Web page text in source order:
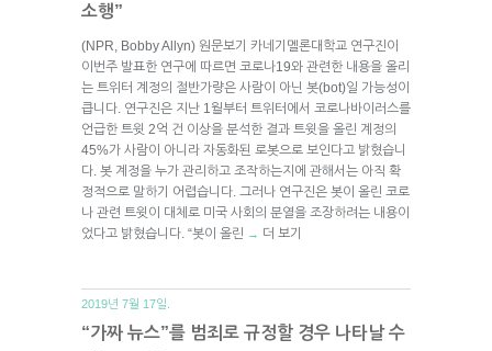
소행”
(NPR, Bobby Allyn) 원문보기 카네기멜론대학교 연구진이
이번주 발표한 연구에 따르면 코로나19와 관련한 내용을 올리
는 트위터 계정의 절반가량은 사람이 아닌 봇(bot)일 가능성이
큽니다. 연구진은 지난 1월부터 트위터에서 코로나바이러스를
언급한 트윗 2억 건 이상을 분석한 결과 트윗을 올린 계정의
45%가 사람이 아니라 자동화된 로봇으로 보인다고 밝혔습니
다. 봇 계정을 누가 관리하고 조작하는지에 관해서는 아직 확
정적으로 말하기 어렵습니다. 그러나 연구진은 봇이 올린 코로
나 관련 트윗이 대체로 미국 사회의 분열을 조장하려는 내용이
었다고 밝혔습니다. “봇이 올린 → 더 보기
2019년 7월 17일.
“가짜 뉴스”를 범죄로 규정할 경우 나타날 수